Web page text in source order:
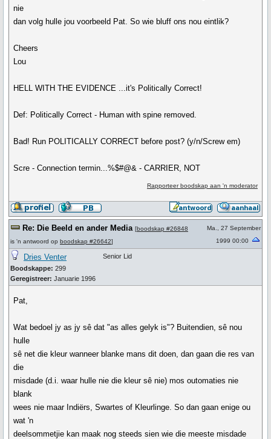
nie
dan volg hulle jou voorbeeld Pat. So wie bluff ons nou eintlik?
Cheers
Lou
HELL WITH THE EVIDENCE ...it's Politically Correct!
Def: Politically Correct - Human with spine removed.
Bad! Run POLITICALLY CORRECT before post? (y/n/Screw em)
Scre - Connection termin...%$#@& - CARRIER, NOT
Rapporteer boodskap aan 'n moderator
Re: Die Beeld en ander Media [boodskap #26848
is 'n antwoord op boodskap #26642]
Ma., 27 September
1999 00:00
Dries Venter
Boodskappe: 299
Geregistreer: Januarie 1996
Senior Lid
Pat,
Wat bedoel jy as jy sê dat "as alles gelyk is"? Buitendien, sê nou
hulle
sê net die kleur wanneer blanke mans dit doen, dan gaan die res van
die
misdade (d.i. waar hulle nie die kleur sê nie) mos outomaties nie
blank
wees nie maar Indiërs, Swartes of Kleurlinge. So dan gaan enige ou
wat 'n
deelsommetjie kan maak nog steeds sien wie die meeste misdade